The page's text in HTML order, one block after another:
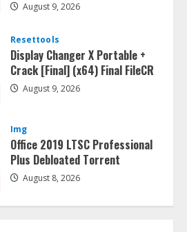
August 9, 2026
Resettools
Display Changer X Portable +
Crack [Final] (x64) Final FileCR
August 9, 2026
Img
Office 2019 LTSC Professional
Plus Debloated Tоrrеnt
August 8, 2026